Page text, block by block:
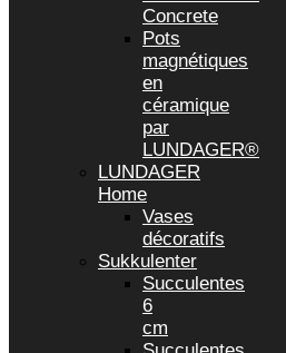
Concrete
Pots
magnétiques
en
céramique
par
LUNDAGER®
LUNDAGER
Home
Vases
décoratifs
Sukkulenter
Succulentes
6
cm